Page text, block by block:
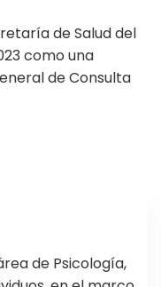
de Salud del
como una
de Consulta
de Psicología,